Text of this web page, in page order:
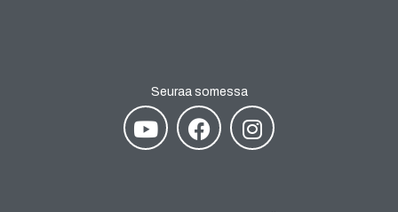
Seuraa somessa